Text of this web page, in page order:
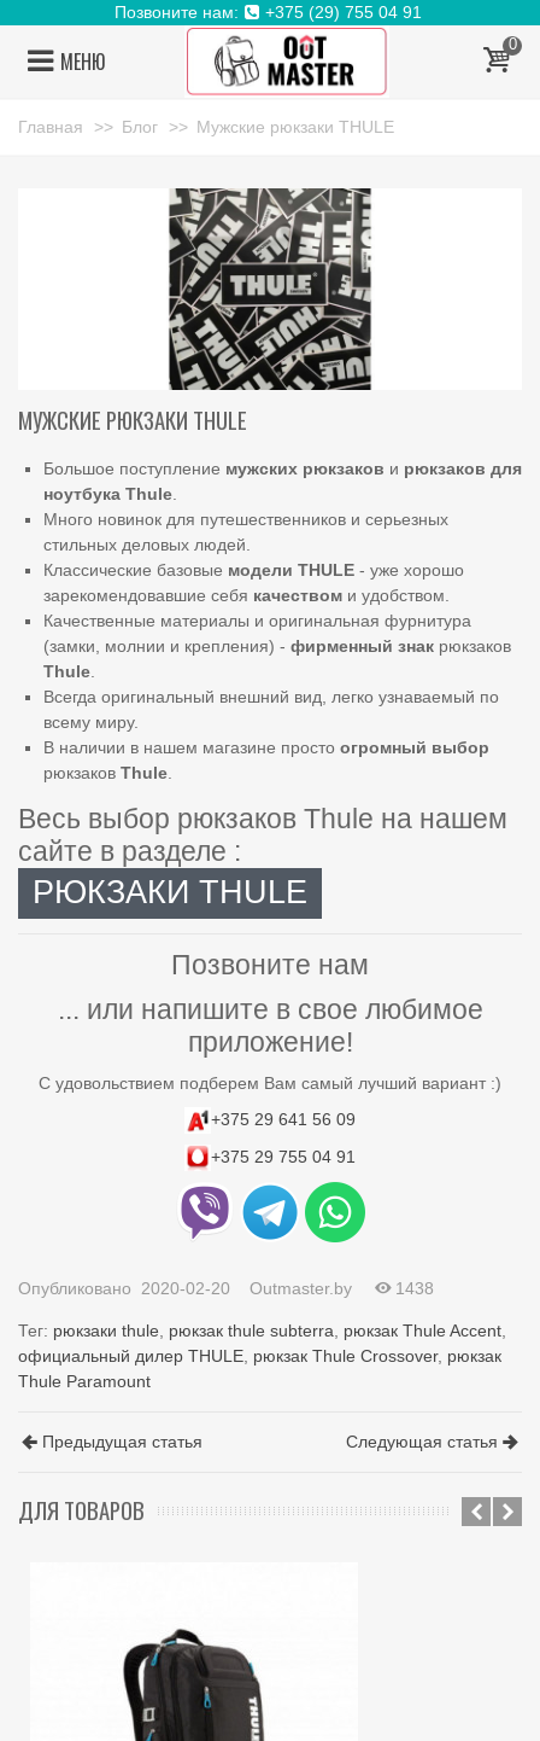
Позвоните нам: +375 (29) 755 04 91
МЕНЮ
0
Главная >> Блог >> Мужские рюкзаки THULE
МУЖСКИЕ РЮКЗАКИ THULE
Большое поступление мужских рюкзаков и рюкзаков для
ноутбука Thule
Много новинок для путешественников и серьезных
стильных деловых людей.
Классические базовые модели THULE - уже хорошо
зарекомендовавшие себя качеством и удобством.
Качественные материалы и оригинальная фурнитура
(замки, молнии и крепления) - фирменный знак рюкзаков
Thule
Всегда оригинальный внешний вид, легко узнаваемый по
всему миру.
В наличии в нашем магазине просто огромный выбор
рюкзаков Thule
Весь выбор рюкзаков Thule на нашем
сайте в разделе :
РЮКЗАКИ THULE
Позвоните нам
... или напишите в свое любимое
приложение!
С удовольствием подберем Вам самый лучший вариант :)
+375 29 641 56 09
+375 29 755 04 91
Опубликовано 2020-02-20 Outmaster.by 1438
Тег: рюкзаки thule, рюкзак thule subterra, рюкзак Thule Accent,
официальный дилер THULE, рюкзак Thule Crossover, рюкзак
Thule Paramount
Предыдущая статья Следующая статья
ДЛЯ ТОВАРОВ